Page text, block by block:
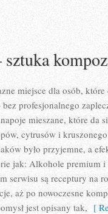
miejsce dla osób,
profesjonalnego
mieszane, które da
cytrusów i
było przyjemne, a
jak: Alkohole premium
serwisu są receptury na
aż po nowoczesne
jest opisany tak, [